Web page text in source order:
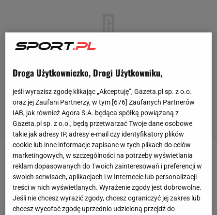
SPORT NIEPEŁNOSPRAWNYCH
Założył się z teściem o własne wesele. Sceny
przed polską walką o medal
SPONSOR PUBLIKACJI: ORLEN
Droga Użytkowniczko, Drogi Użytkowniku,
jeśli wyrazisz zgodę klikając „Akceptuję”, Gazeta.pl sp. z o.o.
oraz jej Zaufani Partnerzy, w tym [676] Zaufanych Partnerów
IAB, jak również Agora S.A. będąca spółką powiązaną z
Gazeta.pl sp. z o.o., będą przetwarzać Twoje dane osobowe
takie jak adresy IP, adresy e-mail czy identyfikatory plików
cookie lub inne informacje zapisane w tych plikach do celów
marketingowych, w szczególności na potrzeby wyświetlania
reklam dopasowanych do Twoich zainteresowań i preferencji w
swoich serwisach, aplikacjach i w Internecie lub personalizacji
treści w nich wyświetlanych. Wyrażenie zgody jest dobrowolne.
Jeśli nie chcesz wyrazić zgody, chcesz ograniczyć jej zakres lub
chcesz wycofać zgodę uprzednio udzieloną przejdź do